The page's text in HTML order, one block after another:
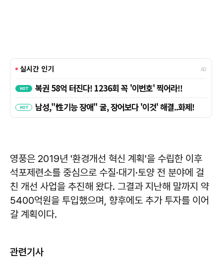
영풍은 2019년 '환경개선 혁신 계획'을 수립한 이후
석포제련소를 중심으로 수질·대기·토양 전 분야에 걸
친 개선 사업을 추진해 왔다. 그결과 지난해 말까지 약
5400억원을 투입했으며, 향후에도 추가 투자를 이어
갈 계획이다.
관련기사